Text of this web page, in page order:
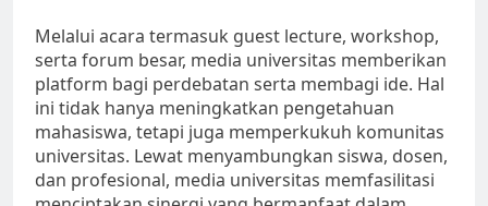
Melalui acara termasuk guest lecture, workshop,
serta forum besar, media universitas memberikan
platform bagi perdebatan serta membagi ide. Hal
ini tidak hanya meningkatkan pengetahuan
mahasiswa, tetapi juga memperkukuh komunitas
universitas. Lewat menyambungkan siswa, dosen,
dan profesional, media universitas memfasilitasi